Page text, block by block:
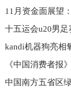
11月资金面展望
十五运会u20男
kandi机器狗亮相
《中国消费者报
中国南方五省区